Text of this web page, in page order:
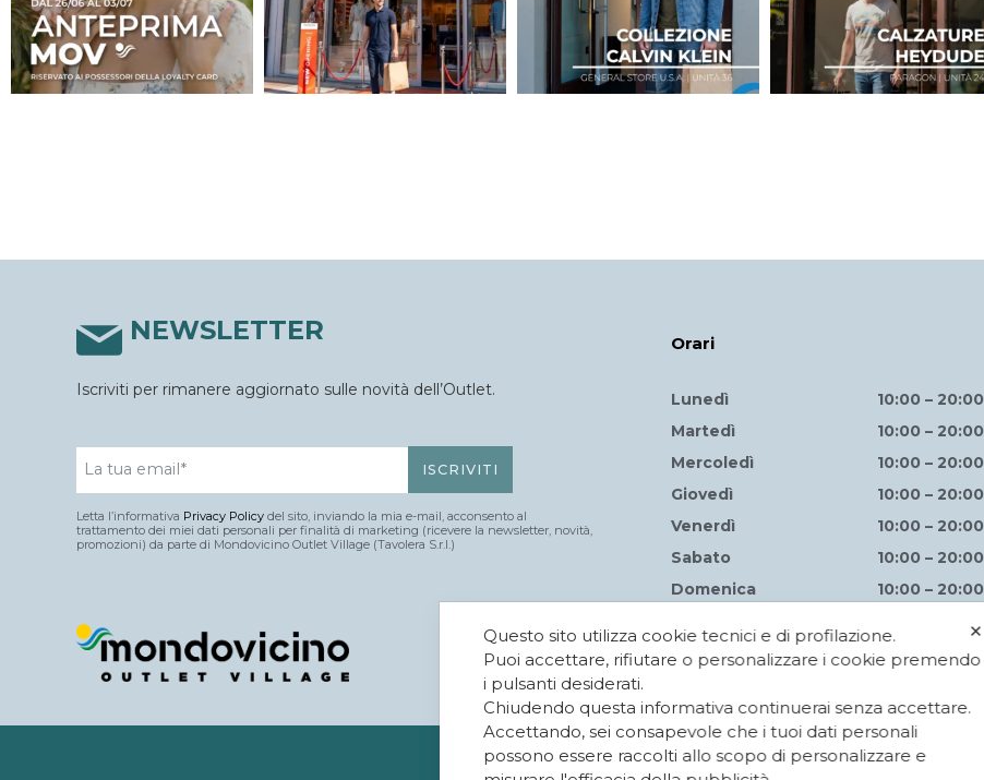
NEWSLETTER
Iscriviti per rimanere aggiornato sulle novità dell’Outlet.
Letta l’informativa Privacy Policy del sito, inviando la mia e-mail, acconsento al
trattamento dei miei dati personali per finalità di marketing (ricevere la newsletter, novità,
promozioni) da parte di Mondovicino Outlet Village (Tavolera S.r.l.)
Orari
Lunedì
Martedì
Mercoledì
Giovedì
Venerdì
Sabato
Domenica
10:00 – 20:00
10:00 – 20:00
10:00 – 20:00
10:00 – 20:00
10:00 – 20:00
10:00 – 20:00
10:00 – 20:00
✕
Questo sito utilizza cookie tecnici e di profilazione.
Puoi accettare, rifiutare o personalizzare i cookie premendo
i pulsanti desiderati.
Chiudendo questa informativa continuerai senza accettare.
Accettando, sei consapevole che i tuoi dati personali
possono essere raccolti allo scopo di personalizzare e